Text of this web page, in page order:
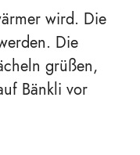
wird. Die
Die
grüßen,
Bänkli vor